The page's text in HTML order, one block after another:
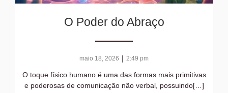
O Poder do Abraço
maio 18, 2026 | 2:49 pm
O toque físico humano é uma das formas mais primitivas
e poderosas de comunicação não verbal, possuindo[…]